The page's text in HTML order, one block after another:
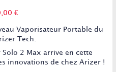
€
Vaporisateur Portable du
Tech.
2 Max arrive en cette
innovations de chez Arizer !